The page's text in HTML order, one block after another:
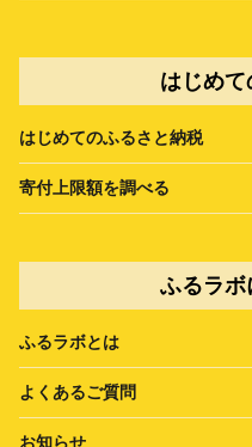
はじめて
はじめてのふるさと納税
寄付上限額を調べる
ふるラボ
ふるラボとは
よくあるご質問
お知らせ